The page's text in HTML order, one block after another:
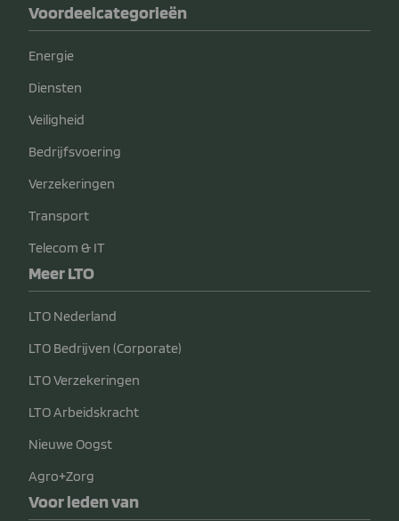
Voordeelcategorieën
Energie
Diensten
Veiligheid
Bedrijfsvoering
Verzekeringen
Transport
Telecom & IT
Meer LTO
LTO Nederland
LTO Bedrijven (Corporate)
LTO Verzekeringen
LTO Arbeidskracht
Nieuwe Oogst
Agro+Zorg
Voor leden van